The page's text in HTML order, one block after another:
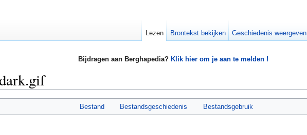
Bijdragen aan Berghapedia? Klik hier om je aan te melden !
Bestand Bestandsgeschiedenis Bestandsgebruik
Lezen Brontekst bekijken Geschiedenis weergeven